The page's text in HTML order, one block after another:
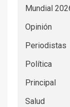
Mundial
Opinión
Periodistas
Política
Principal
Salud